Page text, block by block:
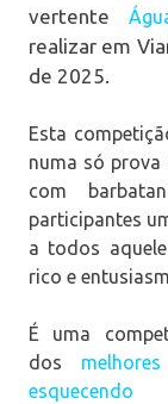
vertente
realizar em
de 2025.
Esta
numa só
com
participantes
a todos
rico e
É uma
dos melhores